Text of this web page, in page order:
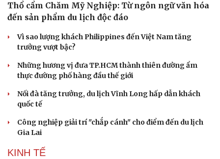
Thổ cẩm Chăm Mỹ Nghiệp: Từ ngôn ngữ văn hóa
đến sản phẩm du lịch độc đáo
Vì sao lượng khách Philippines đến Việt Nam tăng
trưởng vượt bậc?
Những hương vị đưa TP.HCM thành thiên đường ẩm
thực đường phố hàng đầu thế giới
Nối đà tăng trưởng, du lịch Vĩnh Long hấp dẫn khách
quốc tế
Công nghiệp giải trí "chắp cánh" cho điểm đến du lịch
Gia Lai
KINH TẾ